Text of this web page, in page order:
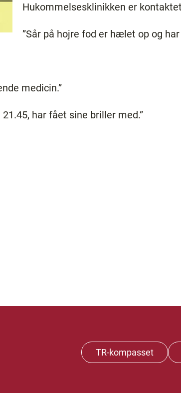
Hukommelsesklinikken er
”Sår på hojre fod er hælet op og har
medicin.”
har fået sine briller med.”
TR-kompasset